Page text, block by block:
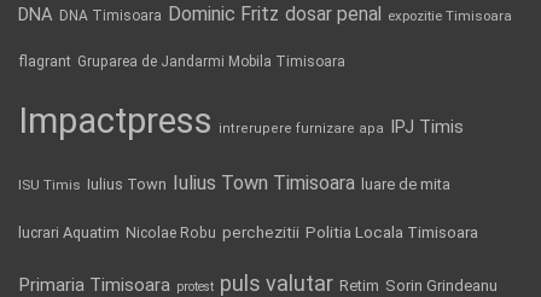
DNA DNA Timisoara Dominic Fritz dosar penal expozitie Timisoara
flagrant Gruparea de Jandarmi Mobila Timisoara
Impactpress intrerupere furnizare apa IPJ Timis
ISU Timis Iulius Town Iulius Town Timisoara luare de mita
lucrari Aquatim Nicolae Robu perchezitii Politia Locala Timisoara
Primaria Timisoara protest puls valutar Retim Sorin Grindeanu